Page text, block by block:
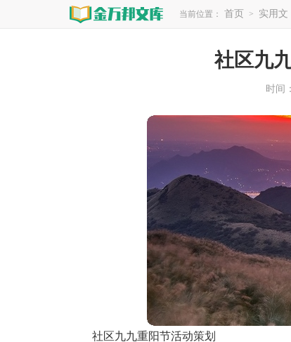
当前位置： 首页 > 实用文
社区九
时间
社区九九重阳节活动策划